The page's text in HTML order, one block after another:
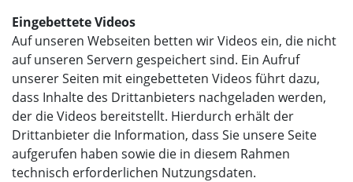
Eingebettete Videos
Auf unseren Webseiten betten wir Videos ein, die nicht
auf unseren Servern gespeichert sind. Ein Aufruf
unserer Seiten mit eingebetteten Videos führt dazu,
dass Inhalte des Drittanbieters nachgeladen werden,
der die Videos bereitstellt. Hierdurch erhält der
Drittanbieter die Information, dass Sie unsere Seite
aufgerufen haben sowie die in diesem Rahmen
technisch erforderlichen Nutzungsdaten.